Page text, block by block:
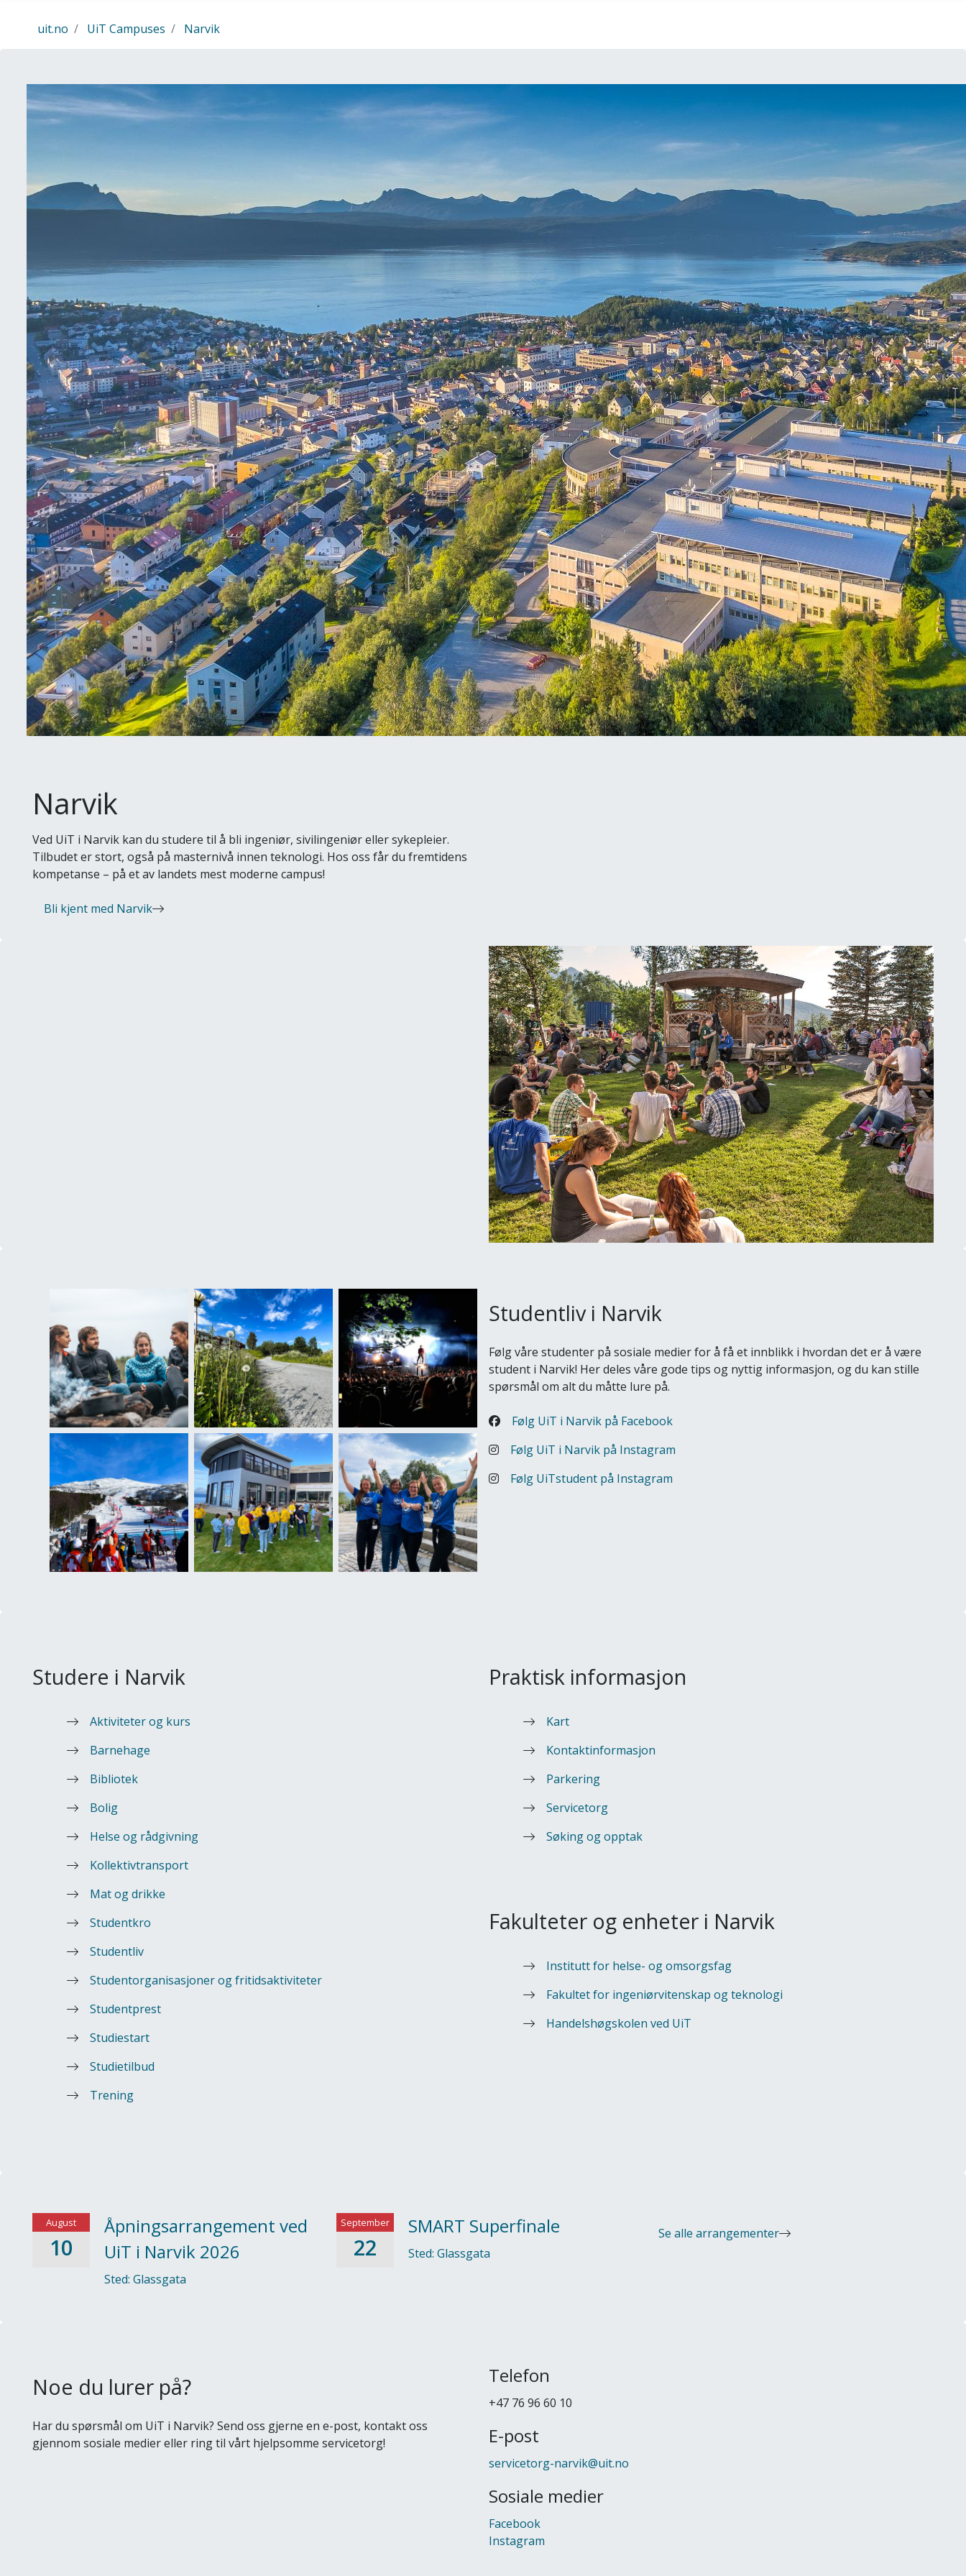
uit.no
UiT Campuses Narvik
Narvik
Ved UiT i Narvik kan du studere til å bli ingeniør, sivilingeniør eller sykepleier.
Tilbudet er stort, også på masternivå innen teknologi. Hos oss får du fremtidens
kompetanse – på et av landets mest moderne campus!
Bli kjent med Narvik
Studentliv i Narvik
Følg våre studenter på sosiale medier for å få et innblikk i hvordan det er å være
student i Narvik! Her deles våre gode tips og nyttig informasjon, og du kan stille
spørsmål om alt du måtte lure på.
Følg UiT i Narvik på Facebook
Følg UiT i Narvik på Instagram
Følg UiTstudent på Instagram
Studere i Narvik
Aktiviteter og kurs
Barnehage
Bibliotek
Bolig
Helse og rådgivning
Kollektivtransport
Mat og drikke
Studentkro
Studentliv
Studentorganisasjoner og fritidsaktiviteter
Studentprest
Studiestart
Studietilbud
Trening
Praktisk informasjon
Kart
Kontaktinformasjon
Parkering
Servicetorg
Søking og opptak
Fakulteter og enheter i Narvik
Institutt for helse- og omsorgsfag
Fakultet for ingeniørvitenskap og teknologi
Handelshøgskolen ved UiT
August
10
Åpningsarrangement ved
UiT i Narvik 2026
Sted: Glassgata
September
22
SMART Superfinale
Sted: Glassgata
Se alle arrangementer
Noe du lurer på?
Har du spørsmål om UiT i Narvik? Send oss gjerne en e-post, kontakt oss
gjennom sosiale medier eller ring til vårt hjelpsomme servicetorg!
Telefon
+47 76 96 60 10
E-post
servicetorg-narvik@uit.no
Sosiale medier
Facebook
Instagram